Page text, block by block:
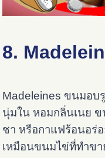
8.
Madeleines ขนมอบ
นุ่มใน หอมกลิ่นเนย ข
ชา หรือกาแฟร้อนอร่
เหมือนขนมไข่ที่ทำขา